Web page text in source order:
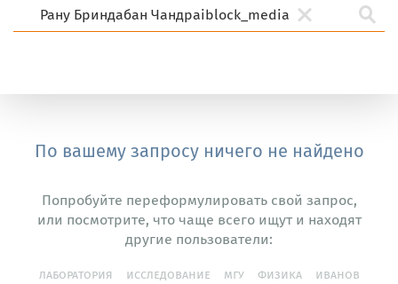
По вашему запросу ничего не найдено
Попробуйте переформулировать свой запрос,
или посмотрите, что чаще всего ищут и находят
другие пользователи:
лаборатория исследование мгу физика иванов